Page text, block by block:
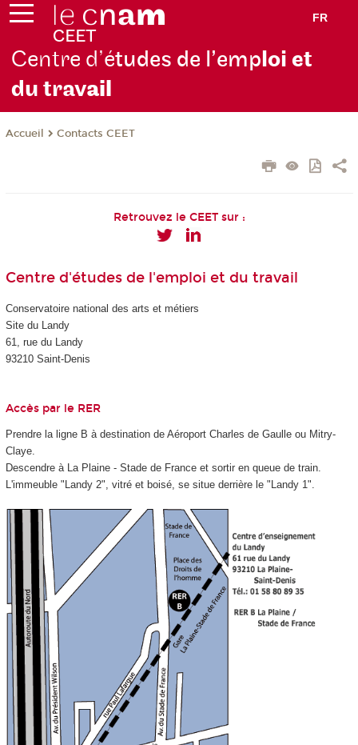
FR
Centre d’études de l’emploi et
du travail
Accueil Contacts CEET
Retrouvez le CEET sur :
Centre d'études de l'emploi et du travail
Conservatoire national des arts et métiers
Site du Landy
61, rue du Landy
93210 Saint-Denis
Accès par le RER
Prendre la ligne B à destination de Aéroport Charles de Gaulle ou Mitry-
Claye.
Descendre à La Plaine - Stade de France et sortir en queue de train.
L'immeuble "Landy 2", vitré et boisé, se situe derrière le "Landy 1".